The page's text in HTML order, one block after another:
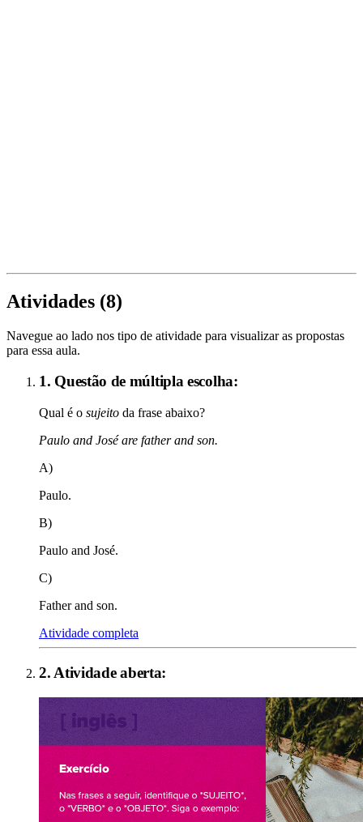
Atividades (8)
Navegue ao lado nos tipo de atividade para visualizar as propostas
para essa aula.
1. Questão de múltipla escolha:
Qual é o sujeito da frase abaixo?
Paulo and José are father and son.
A)
Paulo.
B)
Paulo and José.
C)
Father and son.
Atividade completa
2. Atividade aberta: